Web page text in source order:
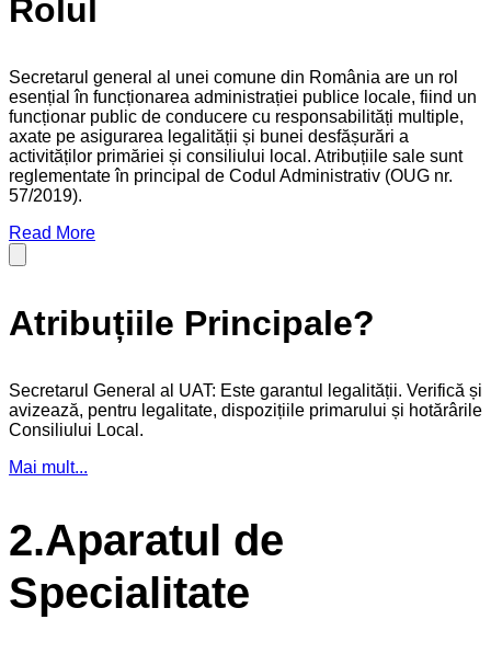
Rolul
Secretarul general al unei comune din România are un rol
esențial în funcționarea administrației publice locale, fiind un
funcționar public de conducere cu responsabilități multiple,
axate pe asigurarea legalității și bunei desfășurări a
activităților primăriei și consiliului local. Atribuțiile sale sunt
reglementate în principal de Codul Administrativ (OUG nr.
57/2019).
Read More
Atribuțiile Principale?
Secretarul General al UAT: Este garantul legalității. Verifică și
avizează, pentru legalitate, dispozițiile primarului și hotărârile
Consiliului Local.
Mai mult...
2.Aparatul de
Specialitate